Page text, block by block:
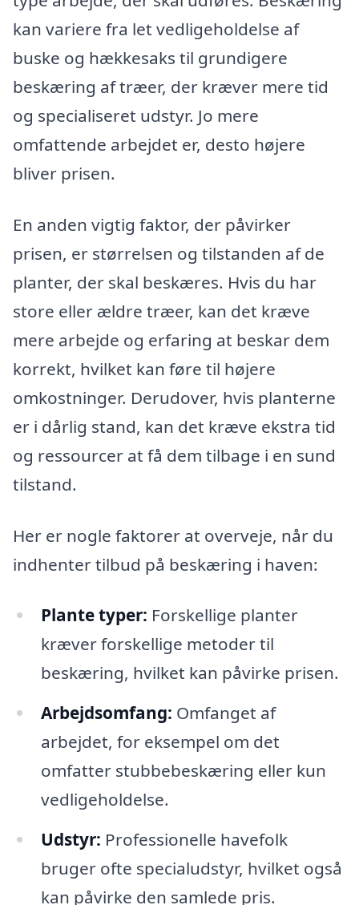
kan variere fra let vedligeholdelse af
buske og hækkesaks til grundigere
beskæring af træer, der kræver mere tid
og specialiseret udstyr. Jo mere
omfattende arbejdet er, desto højere
bliver prisen.
En anden vigtig faktor, der påvirker
prisen, er størrelsen og tilstanden af de
planter, der skal beskæres. Hvis du har
store eller ældre træer, kan det kræve
mere arbejde og erfaring at beskar dem
korrekt, hvilket kan føre til højere
omkostninger. Derudover, hvis planterne
er i dårlig stand, kan det kræve ekstra tid
og ressourcer at få dem tilbage i en sund
tilstand.
Her er nogle faktorer at overveje, når du
indhenter tilbud på beskæring i haven:
Plante typer: Forskellige planter
kræver forskellige metoder til
beskæring, hvilket kan påvirke prisen.
Arbejdsomfang: Omfanget af
arbejdet, for eksempel om det
omfatter stubbebeskæring eller kun
vedligeholdelse.
Udstyr: Professionelle havefolk
bruger ofte specialudstyr, hvilket også
kan påvirke den samlede pris.